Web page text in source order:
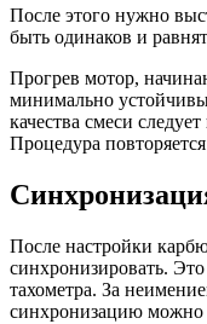
После этого нужно
быть одинаков и
Прогрев мотор,
минимально
качества смеси
Процедура
После настройки
синхронизировать.
тахометра. За
синхронизацию можно